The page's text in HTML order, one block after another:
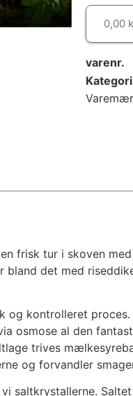
0,00
varenr.
Kategori
frisk tur i skoven med
bland det med
og kontrolleret
osmose al den
trives
og forvandler
saltkrystallerne.